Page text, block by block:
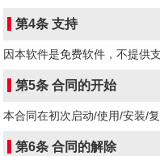
第4条 支持
因本软件是免费软件，不提供
第5条 合同的开始
本合同在初次启动/使用/安装/复
第6条 合同的解除